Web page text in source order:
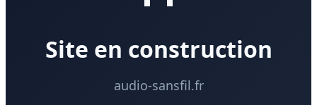
Site en construction
audio-sansfil.fr